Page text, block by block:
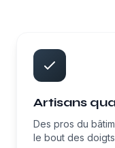
Artisans
Des pros du
le bout des